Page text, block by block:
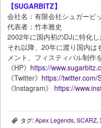
【SUGARBITZ】
会社名：有限会社シュガービ
代表者：竹本雅史
2002年に国内初のDJに特化
それ以降、20年に渡り国内は
メント、フィスティバル制作
《HP》 https://
《Twitter》 https://twitter.com/
《Instagram》 https://
, タグ:Apex Legends, SCARZ,